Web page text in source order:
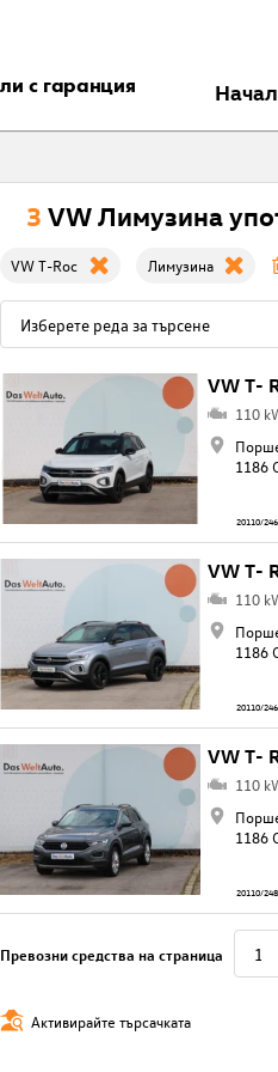
с гаранция
3 VW Лимузина
VW T-Roc Лимузина
VW T-
110
1186
20110/
VW T-
110
1186
20110/
VW T-
110
1186
20110/
Превозни средства на страница
Активирайте търсачката